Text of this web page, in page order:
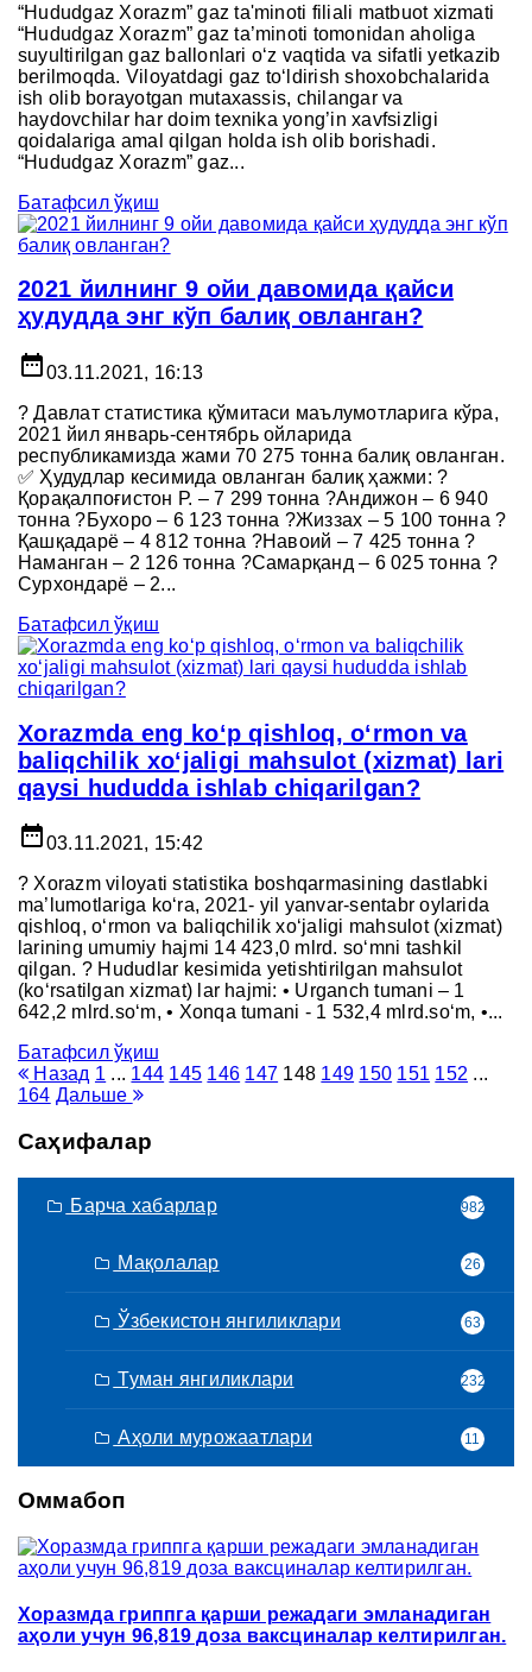
“Hududgaz Xorazm” gaz ta'minoti filiali matbuot xizmati
“Hududgaz Xorazm” gaz ta’minoti tomonidan aholiga
suyultirilgan gaz ballonlari o‘z vaqtida va sifatli yetkazib
berilmoqda. Viloyatdagi gaz to‘ldirish shoxobchalarida
ish olib borayotgan mutaxassis, chilangar va
haydovchilar har doim texnika yong’in xavfsizligi
qoidalariga amal qilgan holda ish olib borishadi.
“Hududgaz Xorazm” gaz...
Батафсил ўқиш
2021 йилнинг 9 ойи давомида қайси
ҳудудда энг кўп балиқ овланган?
date_range03.11.2021, 16:13
? Давлат статистика қўмитаси маълумотларига кўра,
2021 йил январь-сентябрь ойларида
республикамизда жами 70 275 тонна балиқ овланган.
✅ Ҳудудлар кесимида овланган балиқ ҳажми: ?
Қорақалпоғистон Р. – 7 299 тонна ?Андижон – 6 940
тонна ?Бухоро – 6 123 тонна ?Жиззах – 5 100 тонна ?
Қашқадарё – 4 812 тонна ?Навоий – 7 425 тонна ?
Наманган – 2 126 тонна ?Самарқанд – 6 025 тонна ?
Сурхондарё – 2...
Батафсил ўқиш
Xorazmda eng ko‘p qishloq, o‘rmon va
baliqchilik xo‘jaligi mahsulot (xizmat) lari
qaysi hududda ishlab chiqarilgan?
date_range03.11.2021, 15:42
? Xorazm viloyati statistika boshqarmasining dastlabki
ma’lumotlariga ko‘ra, 2021- yil yanvar-sentabr oylarida
qishloq, o‘rmon va baliqchilik xo‘jaligi mahsulot (xizmat)
larining umumiy hajmi 14 423,0 mlrd. so‘mni tashkil
qilgan. ? Hududlar kesimida yetishtirilgan mahsulot
(ko‘rsatilgan xizmat) lar hajmi: • Urganch tumani – 1
642,2 mlrd.so‘m, • Xonqa tumani - 1 532,4 mlrd.so‘m, •...
Батафсил ўқиш
Назад 1 ... 144 145 146 147 148 149 150 151 152 ...
164 Дальше
Саҳифалар
Барча хабарлар 982
Мақолалар 26
Ўзбекистон янгиликлари 63
Туман янгиликлари 232
Аҳоли мурожаатлари 11
Оммабоп
Хоразмда гриппга қарши режадаги эмланадиган
аҳоли учун 96,819 доза ваксциналар келтирилган.